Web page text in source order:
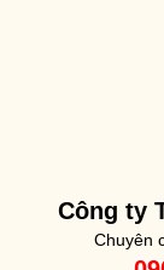
Công ty
Chuyên